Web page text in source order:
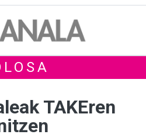
TAKEren